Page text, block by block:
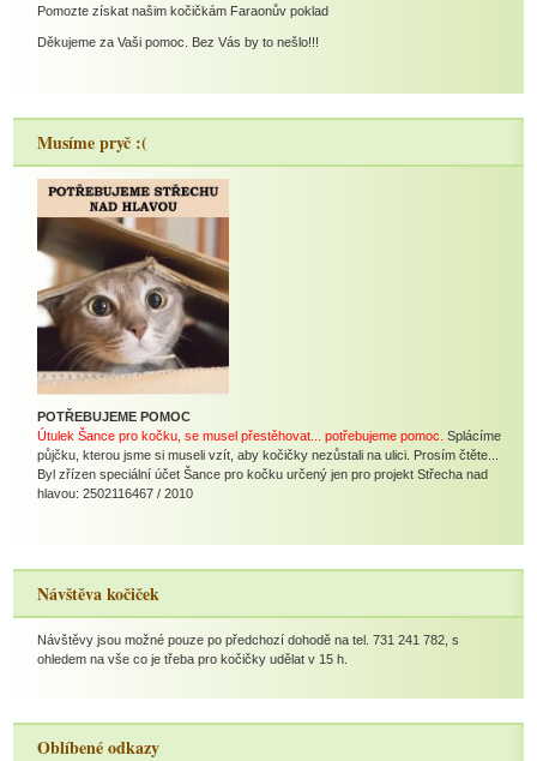
Pomozte získat našim kočičkám Faraonův poklad
Děkujeme za Vaši pomoc. Bez Vás by to nešlo!!!
Musíme pryč :(
POTŘEBUJEME POMOC
Útulek Šance pro kočku, se musel přestěhovat... potřebujeme pomoc. Splácíme
půjčku, kterou jsme si museli vzít, aby kočičky nezůstali na ulici. Prosím čtěte...
Byl zřízen speciální účet Šance pro kočku určený jen pro projekt Střecha nad
hlavou: 2502116467 / 2010
Návštěva kočiček
Návštěvy jsou možné pouze po předchozí dohodě na tel. 731 241 782, s
ohledem na vše co je třeba pro kočičky udělat v 15 h.
Oblíbené odkazy